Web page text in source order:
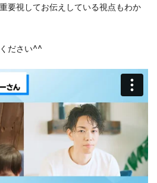
要視してお伝えしている視点もわか
ださい^^